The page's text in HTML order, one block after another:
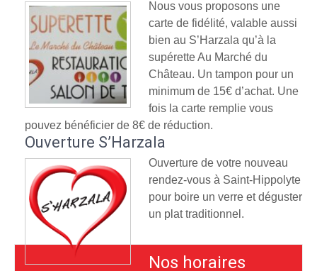
Nous vous proposons une
carte de fidélité, valable aussi
bien au S’Harzala qu’à la
supérette Au Marché du
Château. Un tampon pour un
minimum de 15€ d’achat. Une
fois la carte remplie vous
pouvez bénéficier de 8€ de réduction.
Ouverture S’Harzala
Ouverture de votre nouveau
rendez-vous à Saint-Hippolyte
pour boire un verre et déguster
un plat traditionnel.
Nos horaires